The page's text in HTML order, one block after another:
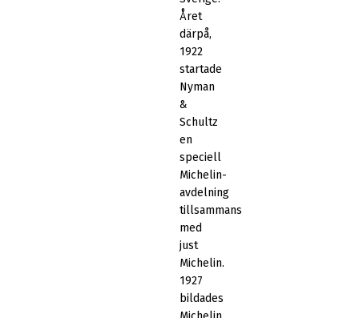
Året
därpå,
1922
startade
Nyman
&
Schultz
en
speciell
Michelin-
avdelning
tillsammans
med
just
Michelin.
1927
bildades